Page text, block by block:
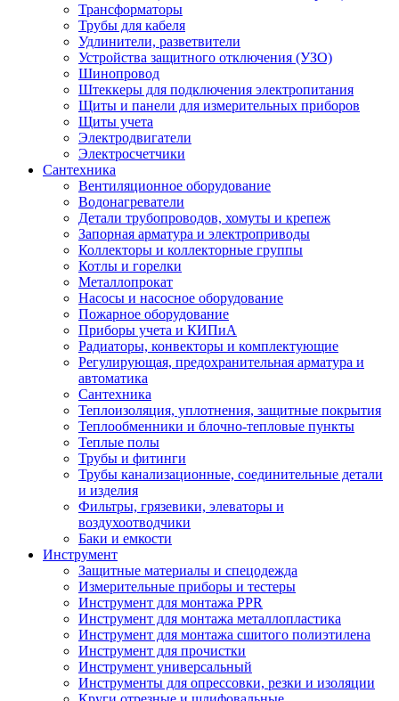
Трансформаторы
Трубы для кабеля
Удлинители, разветвители
Устройства защитного отключения (УЗО)
Шинопровод
Штеккеры для подключения электропитания
Щиты и панели для измерительных приборов
Щиты учета
Электродвигатели
Электросчетчики
Сантехника
Вентиляционное оборудование
Водонагреватели
Детали трубопроводов, хомуты и крепеж
Запорная арматура и электроприводы
Коллекторы и коллекторные группы
Котлы и горелки
Металлопрокат
Насосы и насосное оборудование
Пожарное оборудование
Приборы учета и КИПиА
Радиаторы, конвекторы и комплектующие
Регулирующая, предохранительная арматура и
автоматика
Сантехника
Теплоизоляция, уплотнения, защитные покрытия
Теплообменники и блочно-тепловые пункты
Теплые полы
Трубы и фитинги
Трубы канализационные, соединительные детали
и изделия
Фильтры, грязевики, элеваторы и
воздухоотводчики
Баки и емкости
Инструмент
Защитные материалы и спецодежда
Измерительные приборы и тестеры
Инструмент для монтажа PPR
Инструмент для монтажа металлопластика
Инструмент для монтажа сшитого полиэтилена
Инструмент для прочистки
Инструмент универсальный
Инструменты для опрессовки, резки и изоляции